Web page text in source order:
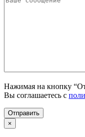
Нажимая на кнопку
Вы соглашаетесь с
×